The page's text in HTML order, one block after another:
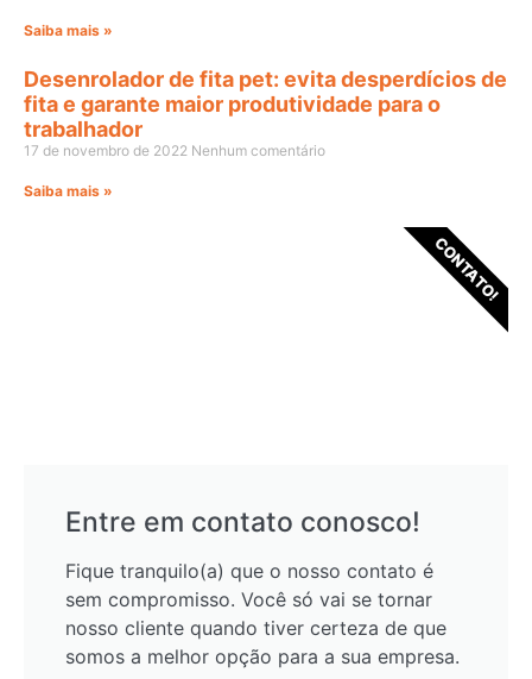
Saiba mais »
Desenrolador de fita pet: evita desperdícios de
fita e garante maior produtividade para o
trabalhador
17 de novembro de 2022 Nenhum comentário
Saiba mais »
Entre em contato conosco!
Fique tranquilo(a) que o nosso contato é
sem compromisso. Você só vai se tornar
nosso cliente quando tiver certeza de que
somos a melhor opção para a sua empresa.
CONTATO!